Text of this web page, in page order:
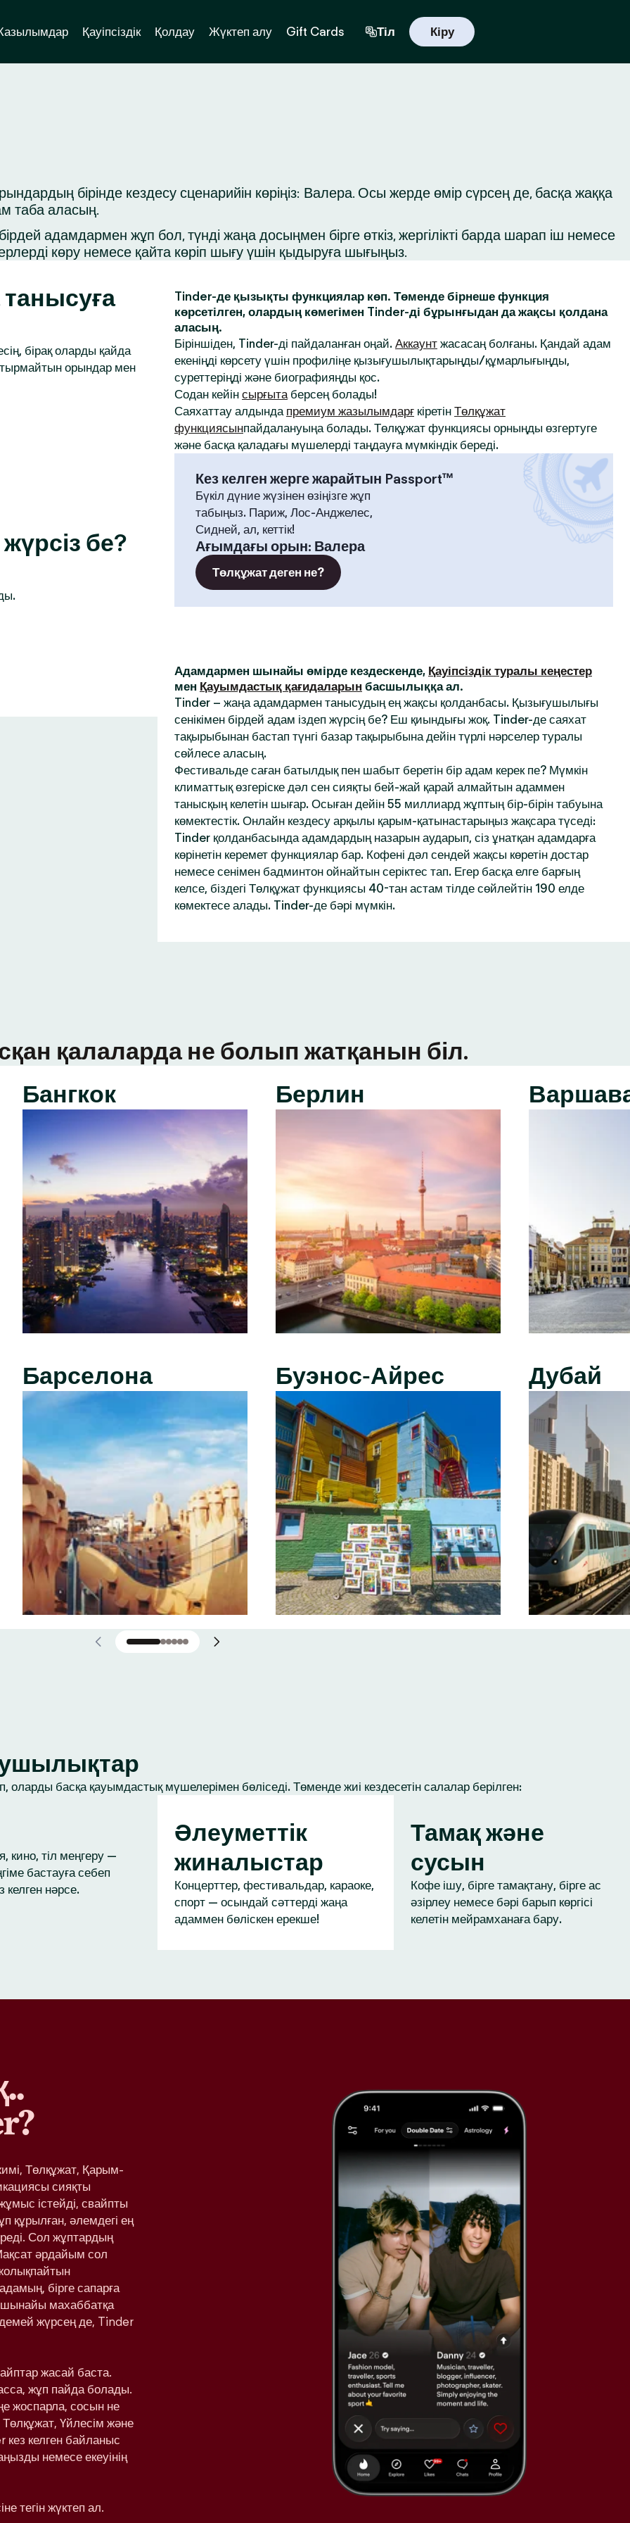
Қауіпсіздік Қолдау Жүктеп алу Gift Cards Тіл Кіру
бірінде кездесу сценарийін көріңіз: Валера. Осы жерде өмір сүрсең де, басқа жаққа
таба аласың.
адамдармен жұп бол, түнді жаңа досыңмен бірге өткіз, жергілікті барда шарап іш немесе
көру немесе қайта көріп шығу үшін қыдыруға шығыңыз.
бірақ оларды қайда
орындар мен
бе?
Tinder-де қызықты функциялар көп. Төменде бірнеше функция
көрсетілген, олардың көмегімен Tinder-ді бұрынғыдан да жақсы қолдана
аласың.
Біріншіден, Tinder-ді пайдаланған оңай. Аккаунт жасасаң болғаны. Қандай адам
екеніңді көрсету үшін профиліңе қызығушылықтарыңды/құмарлығыңды,
суреттеріңді және биографияңды қос.
Содан кейін сырғытаберсең болады!
Саяхаттау алдында премиум жазылымдарғ кіретін Төлқұжат
функциясынпайдалануыңа болады. Төлқұжат функциясы орныңды өзгертуге
және басқа қаладағы мүшелерді таңдауға мүмкіндік береді.
Кез келген жерге жарайтын Passport™
Бүкіл дүние жүзінен өзіңізге жұп
табыңыз. Париж, Лос-Анджелес,
Сидней, ал, кеттік!
Ағымдағы орын: Валера
Төлқұжат деген не?
Адамдармен шынайы өмірде кездескенде, Қауіпсіздік туралы кеңестер
мен Қауымдастық қағидаларын басшылыққа ал.
Tinder – жаңа адамдармен танысудың ең жақсы қолданбасы. Қызығушылығы
сенікімен бірдей адам іздеп жүрсің бе? Еш қиындығы жоқ. Tinder-де саяхат
тақырыбынан бастап түнгі базар тақырыбына дейін түрлі нәрселер туралы
сөйлесе аласың.
Фестивальде саған батылдық пен шабыт беретін бір адам керек пе? Мүмкін
климаттық өзгеріске дәл сен сияқты бей-жай қарай алмайтын адаммен
танысқың келетін шығар. Осыған дейін 55 миллиард жұптың бір-бірін табуына
көмектестік. Онлайн кездесу арқылы қарым-қатынастарыңыз жақсара түседі:
Tinder қолданбасында адамдардың назарын аударып, сіз ұнатқан адамдарға
көрінетін керемет функциялар бар. Кофені дәл сендей жақсы көретін достар
немесе сенімен бадминтон ойнайтын серіктес тап. Егер басқа елге барғың
келсе, біздегі Төлқұжат функциясы 40-тан астам тілде сөйлейтін 190 елде
көмектесе алады. Tinder-де бәрі мүмкін.
қалаларда не болып жатқанын біл.
Бангкок
Барселона
Берлин
Буэнос-Айрес Дубай
басқа қауымдастық мүшелерімен бөліседі. Төменде жиі кездесетін салалар берілген:
кино, тіл меңгеру —
бастауға себеп
келген нәрсе.
Әлеуметтік
жиналыстар
Концерттер, фестивальдар, караоке,
спорт — осындай сәттерді жаңа
адаммен бөліскен ерекше!
Тамақ және
сусын
Кофе ішу, бірге тамақтану, бірге ас
әзірлеу немесе бәрі барып көргісі
келетін мейрамханаға бару.
Төлқұжат, Қарым-
сияқты
істейді, свайпты
құрылған, әлемдегі ең
Сол жұптардың
әрдайым сол
бірге сапарға
шынайы махаббатқа
жүрсең де, Tinder
жасай баста.
жұп пайда болады.
жоспарла, сосын не
Үйлесім және
келген байланыс
немесе екеуінің
тегін жүктеп ал.